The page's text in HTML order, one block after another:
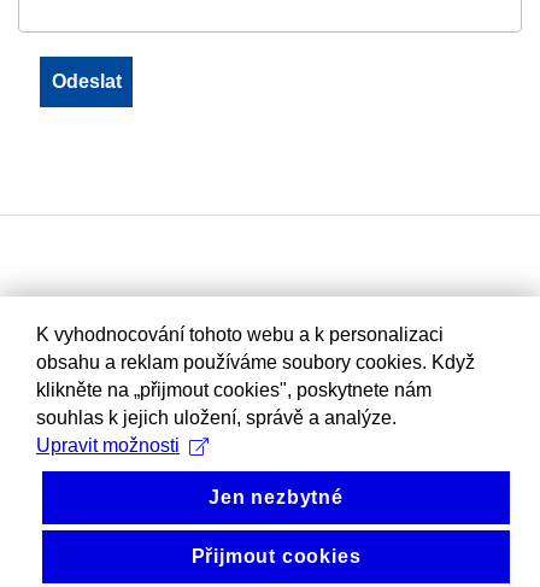
K vyhodnocování tohoto webu a k personalizaci
obsahu a reklam používáme soubory cookies. Když
klikněte na „přijmout cookies", poskytnete nám
souhlas k jejich uložení, správě a analýze.
Upravit možnosti
Jen nezbytné
Přijmout cookies